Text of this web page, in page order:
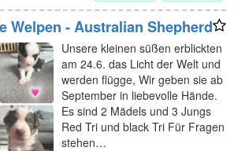
Welpen - Australian Shepherd
Unsere kleinen süßen erblickten
am 24.6. das Licht der Welt und
werden flügge, Wir geben sie ab
September in liebevolle Hände.
Es sind 2 Mädels und 3 Jungs
Red Tri und black Tri Für Fragen
stehen…